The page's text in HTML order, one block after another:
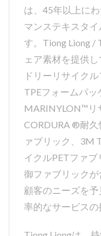
は、45年以上に
マンステキスタ
す。Tiong Liong /
ェア素材を提供
ドリーリサイク
TPEフォームパッ
MARINYLON™リ
CORDURA ®耐
ァブリック、3M
イクルPETファブ
御ファブリック
顧客のニーズを
率的なサービスの